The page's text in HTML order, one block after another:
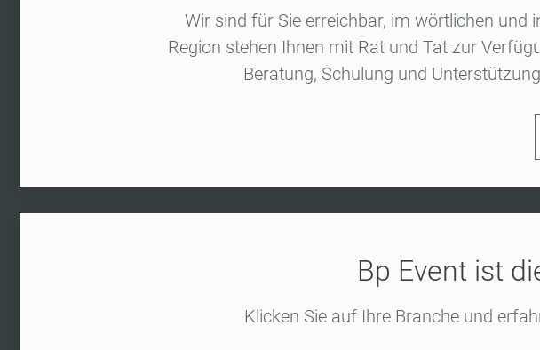
Wir sind für Sie erreichbar, im wörtlichen und
Region stehen Ihnen mit Rat und Tat zur
Beratung, Schulung und
Bp Event ist
Klicken Sie auf Ihre Branche und